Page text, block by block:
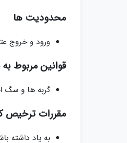
محدودیت ها
ورود و خروج
قوانین مربوط
گربه ها و سگ احتیاج
مقررات ترخیص
به یاد داشته